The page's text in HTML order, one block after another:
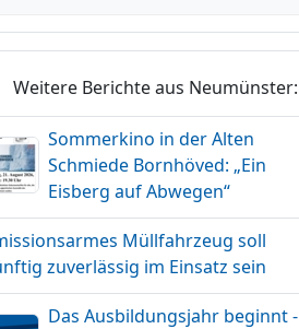
Weitere Berichte aus Neumünster:
Sommerkino in der Alten
Schmiede Bornhöved: „Ein
Eisberg auf Abwegen“
Müllfahrzeug soll
zuverlässig im Einsatz sein
Das Ausbildungsjahr beginnt -